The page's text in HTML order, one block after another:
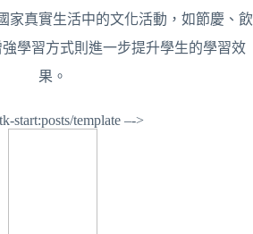
家真實生活中的文化活動，如節慶、飲
學習方式則進一步提升學生的學習效
果。
start:posts/template –->